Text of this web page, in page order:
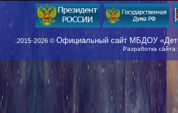
.2015-2026 © Официальный сайт МБДОУ
Разработка